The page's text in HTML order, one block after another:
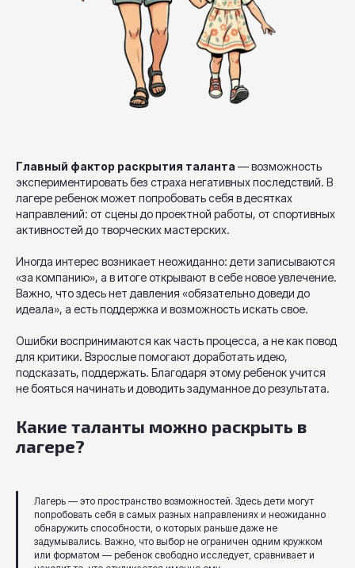
Главный фактор раскрытия таланта — возможность
экспериментировать без страха негативных последствий. В
лагере ребенок может попробовать себя в десятках
направлений: от сцены до проектной работы, от спортивных
активностей до творческих мастерских.
Иногда интерес возникает неожиданно: дети записываются
«за компанию», а в итоге открывают в себе новое увлечение.
Важно, что здесь нет давления «обязательно доведи до
идеала», а есть поддержка и возможность искать свое.
Ошибки воспринимаются как часть процесса, а не как повод
для критики. Взрослые помогают доработать идею,
подсказать, поддержать. Благодаря этому ребенок учится
не бояться начинать и доводить задуманное до результата.
Какие таланты можно раскрыть в
лагере?
Лагерь — это пространство возможностей. Здесь дети могут
попробовать себя в самых разных направлениях и неожиданно
обнаружить способности, о которых раньше даже не
задумывались. Важно, что выбор не ограничен одним кружком
или форматом — ребенок свободно исследует, сравнивает и